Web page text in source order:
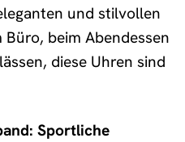
und stilvollen
beim Abendessen
diese Uhren sind
Sportliche